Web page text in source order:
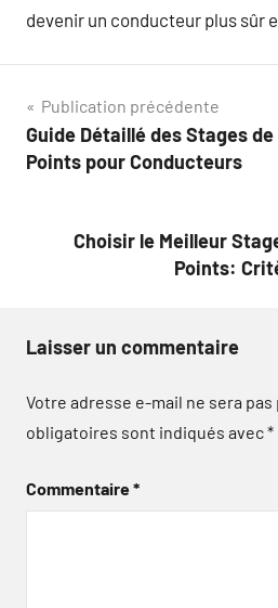
devenir un conducteur plus sûr
Navigation
de
Publication précédente
Guide Détaillé des Stages
Points pour Conducteurs
Choisir le Meilleur
Points:
Laisser un commentaire
Votre adresse e-mail ne sera pas
obligatoires sont indiqués avec*
Commentaire*